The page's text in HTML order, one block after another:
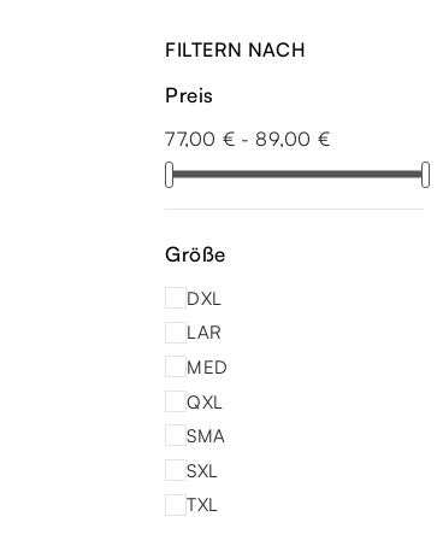
FILTERN NACH
Preis
77,00 € - 89,00 €
Größe
DXL
LAR
MED
QXL
SMA
SXL
TXL